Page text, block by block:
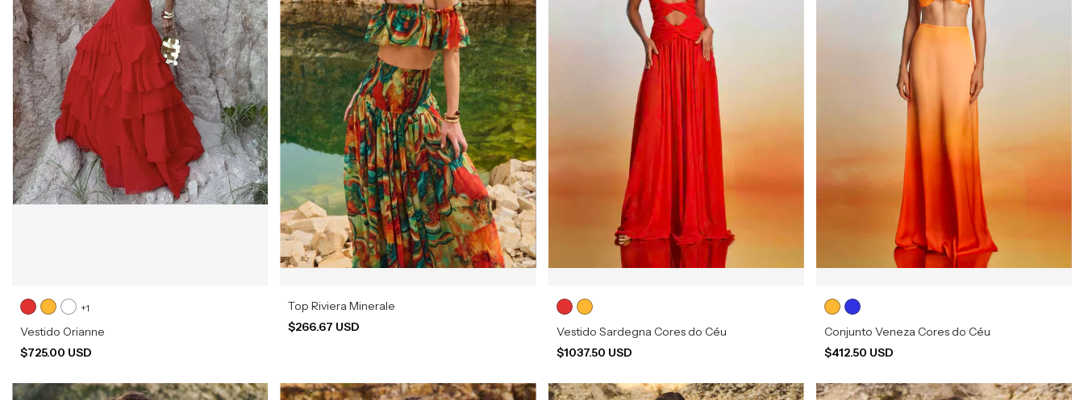
+1
Vestido Orianne
$725.00 USD
Top Riviera Minerale
$266.67 USD
Vestido Sardegna Cores do Céu
$1037.50 USD
Conjunto Veneza Cores do Céu
$412.50 USD